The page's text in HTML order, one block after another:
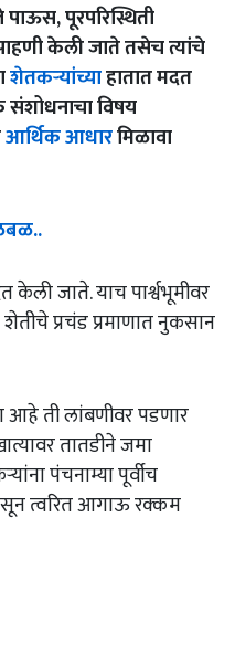
पाऊस, पूरपरिस्थिती
केली जाते तसेच त्यांचे
शेतकऱ्यांच्याहातात मदत
संशोधनाचा विषय
आर्थिक आधारमिळावा
..
जाते. याच पार्श्वभूमीवर
प्रचंड प्रमाणात नुकसान
आहे ती लांबणीवर पडणार
तातडीने जमा
पंचनाम्या पूर्वीच
त्वरित आगाऊ रक्कम